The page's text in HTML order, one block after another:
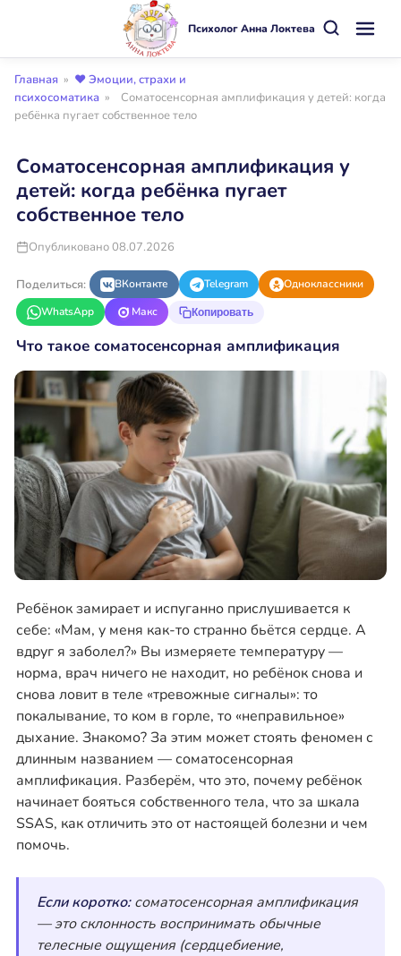
Психолог Анна Локтева
Главная » ❤️ Эмоции, страхи и
психосоматика »
Соматосенсорная амплификация у детей: когда
ребёнка пугает собственное тело
Соматосенсорная амплификация у
детей: когда ребёнка пугает
собственное тело
Опубликовано 08.07.2026
Поделиться: ВКонтакте Telegram
Одноклассники
WhatsApp
Макс Копировать
Что такое соматосенсорная амплификация
Ребёнок замирает и испуганно прислушивается к
себе: «Мам, у меня как-то странно бьётся сердце. А
вдруг я заболел?» Вы измеряете температуру —
норма, врач ничего не находит, но ребёнок снова и
снова ловит в теле «тревожные сигналы»: то
покалывание, то ком в горле, то «неправильное»
дыхание. Знакомо? За этим может стоять феномен с
длинным названием — соматосенсорная
амплификация. Разберём, что это, почему ребёнок
начинает бояться собственного тела, что за шкала
SSAS, как отличить это от настоящей болезни и чем
помочь.
Если коротко:соматосенсорная амплификация
— это склонность воспринимать обычные
телесные ощущения (сердцебиение,